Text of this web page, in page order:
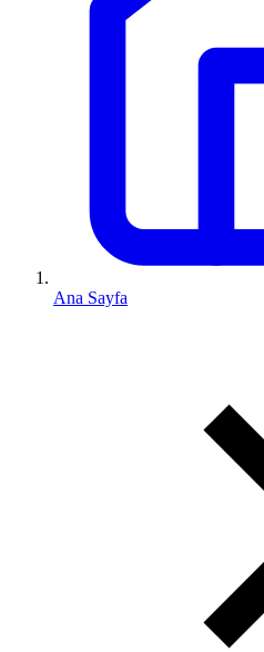
Ana Sayfa